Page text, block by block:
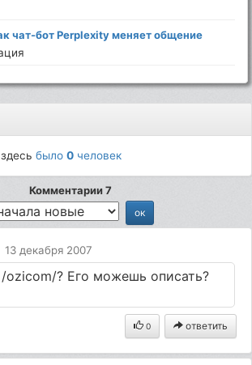
чат-бот Perplexity меняет общение
здесьбыло0 человек
Комментарии 7
13 декабря 2007
/ozicom/? Его можешь описать?
0 ответить